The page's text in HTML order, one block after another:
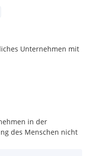
Unternehmen mit
in der
des Menschen nicht